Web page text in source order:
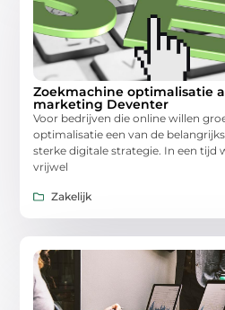
Zoekmachine optimalisatie
marketing Deventer
Voor bedrijven die online willen
optimalisatie een van de
sterke digitale strategie. In een tijd
vrijwel
Zakelijk